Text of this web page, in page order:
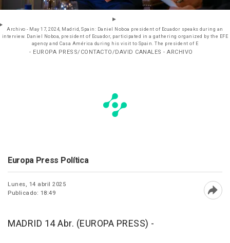
Archivo - May 17, 2024, Madrid, Spain: Daniel Noboa president of Ecuador speaks during an
interview. Daniel Noboa, president of Ecuador, participated in a gathering organized by the EFE
agency and Casa América during his visit to Spain. The president of E
- EUROPA PRESS/CONTACTO/DAVID CANALES - ARCHIVO
Europa Press Política
Lunes, 14 abril 2025
Publicado: 18:49
MADRID 14 Abr. (EUROPA PRESS) -